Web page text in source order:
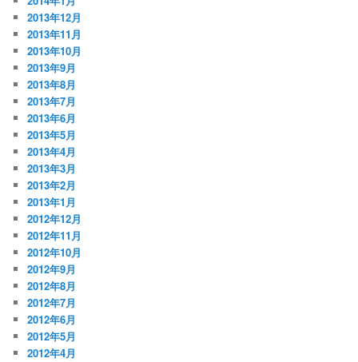
2013年12月
2013年11月
2013年10月
2013年9月
2013年8月
2013年7月
2013年6月
2013年5月
2013年4月
2013年3月
2013年2月
2013年1月
2012年12月
2012年11月
2012年10月
2012年9月
2012年8月
2012年7月
2012年6月
2012年5月
2012年4月